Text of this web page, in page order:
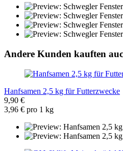
Andere Kunden kauften
Hanfsamen 2,5 kg für Futterzwecke
9,90 €
3,96 € pro 1 kg